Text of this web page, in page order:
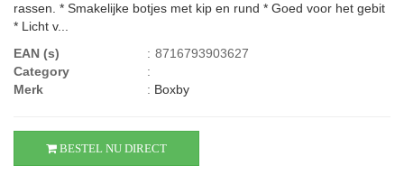
rassen. * Smakelijke botjes met kip en rund * Goed voor het gebit
* Licht v...
EAN (s)
: 8716793903627
Category
:
Merk
: Boxby
BESTEL NU DIRECT